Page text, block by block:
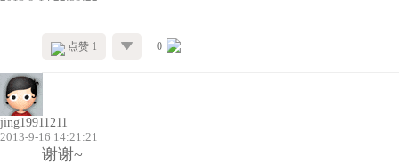
点赞 1 0
jing19911211
2013-9-16 14:21:21
谢谢~